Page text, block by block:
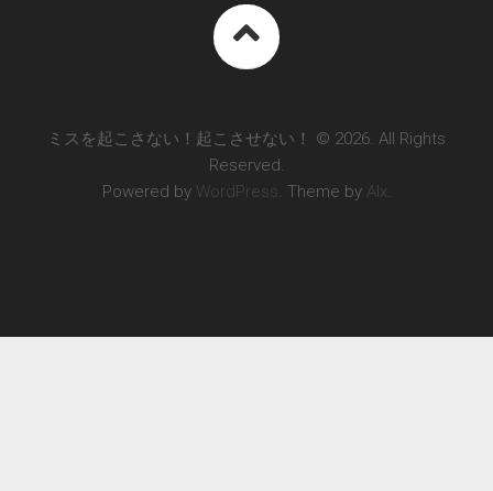
ミスを起こさない！起こさせない！ © 2026. All Rights
Reserved.
Powered by WordPress. Theme by Alx.